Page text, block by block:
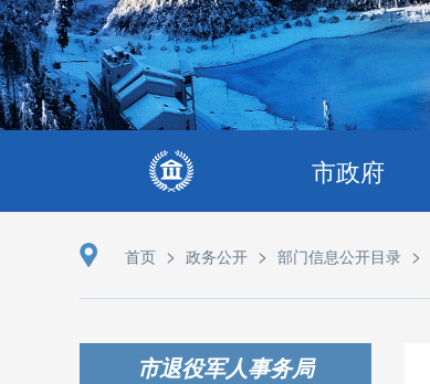
市政府
首页 > 政务公开 > 部门信息公开目录 >
市退役军人事务局